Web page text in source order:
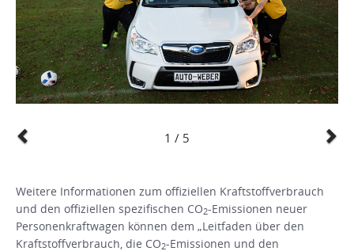
Previous 1 / 5
Weitere Informationen zum offiziellen Kraftstoffverbrauch
und den offiziellen spezifischen CO2-Emissionen neuer
Personenkraftwagen können dem „Leitfaden über den
Kraftstoffverbrauch, die CO2-Emissionen und den